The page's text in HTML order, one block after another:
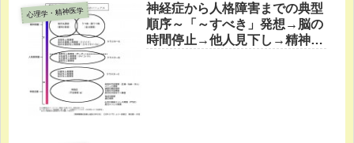
心理学・精神医学
神経症から人格障害までの典型
順序～「～すべき」発想→脳の
時間停止→他人見下し→精神病